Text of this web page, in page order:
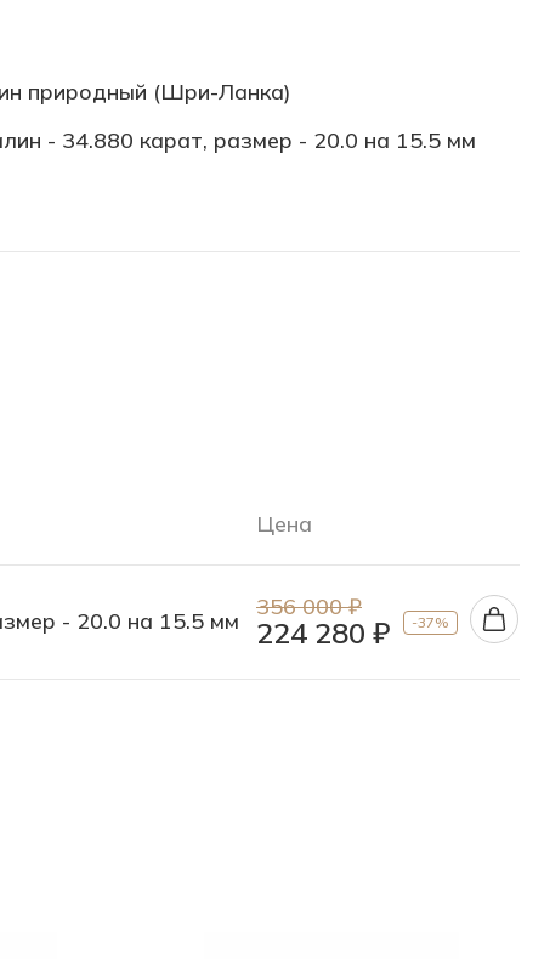
природный (Шри-Ланка)
- 34.880 карат, размер - 20.0 на 15.5 мм
Цена
- 20.0 на 15.5 мм
356 000 ₽
224 280 ₽ -37%